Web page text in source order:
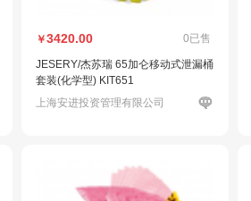
￥3420.00 0已售
JESERY/杰苏瑞 65加仑移动式泄漏桶
套装(化学型) KIT651
上海安进投资管理有限公司